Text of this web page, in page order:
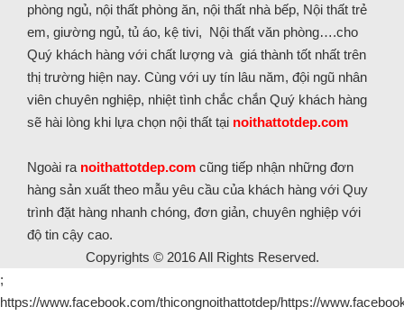
phòng ngủ, nội thất phòng ăn, nội thất nhà bếp, Nội thất trẻ
em, giường ngủ, tủ áo, kệ tivi, Nội thất văn phòng….cho
Quý khách hàng với chất lượng và giá thành tốt nhất trên
thị trường hiện nay. Cùng với uy tín lâu năm, đội ngũ nhân
viên chuyên nghiệp, nhiệt tình chắc chắn Quý khách hàng
sẽ hài lòng khi lựa chọn nội thất tại noithattotdep.com
Ngoài ra noithattotdep.com cũng tiếp nhận những đơn
hàng sản xuất theo mẫu yêu cầu của khách hàng với Quy
trình đặt hàng nhanh chóng, đơn giản, chuyên nghiệp với
độ tin cậy cao.
Copyrights © 2016 All Rights Reserved.
;
https://www.facebook.com/thicongnoithattotdep/https://